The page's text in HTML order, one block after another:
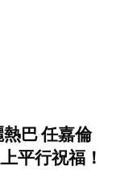
巴 任嘉倫
平行祝福！